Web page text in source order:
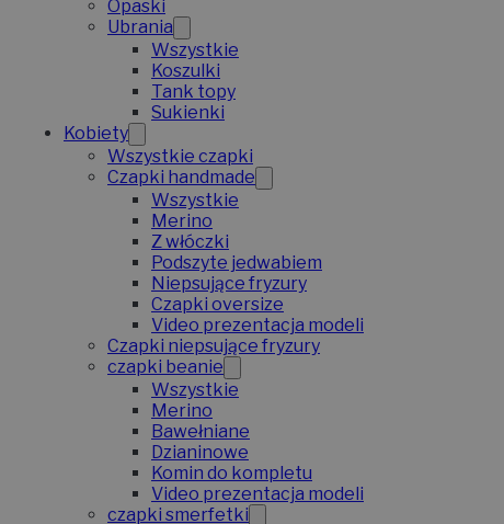
Opaski
Ubrania
Wszystkie
Koszulki
Tank topy
Sukienki
Kobiety
Wszystkie czapki
Czapki handmade
Wszystkie
Merino
Z włóczki
Podszyte jedwabiem
Niepsujące fryzury
Czapki oversize
Video prezentacja modeli
Czapki niepsujące fryzury
czapki beanie
Wszystkie
Merino
Bawełniane
Dzianinowe
Komin do kompletu
Video prezentacja modeli
czapki smerfetki